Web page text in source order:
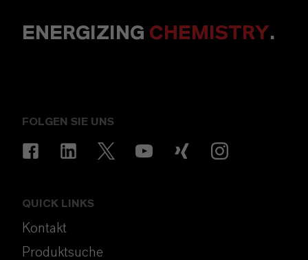
ENERGIZING CHEMISTRY.
FOLGEN SIE UNS
QUICK LINKS
Kontakt
Produktsuche